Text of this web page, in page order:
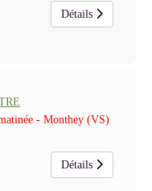
Détails
- Monthey (VS)
Détails